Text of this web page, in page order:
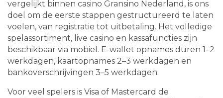
vergelijkt binnen casino Gransino Nederland, is ons
doel om de eerste stappen gestructureerd te laten
voelen, van registratie tot uitbetaling. Het volledige
spelassortiment, live casino en kassafuncties zijn
beschikbaar via mobiel. E-wallet opnames duren 1–2
werkdagen, kaartopnames 2–3 werkdagen en
bankoverschrijvingen 3–5 werkdagen.
Voor veel spelers is Visa of Mastercard de